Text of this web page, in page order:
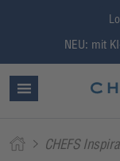
NEU: mit
CHEFS